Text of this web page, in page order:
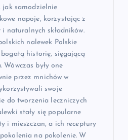
samodzielnie
napoje, korzystając z
naturalnych składników.
nalewek Polskie
historię, sięgającą
Wówczas były one
przez mnichów w
swoje
do tworzenia leczniczych
stały się popularne
i mieszczan, a ich receptury
na pokolenie. W